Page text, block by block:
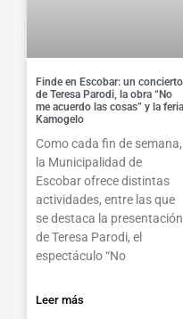
Finde en Escobar: un concierto
de Teresa Parodi, la obra “No
me acuerdo las cosas” y la feria
Kamogelo
Como cada fin de semana,
la Municipalidad de
Escobar ofrece distintas
actividades, entre las que
se destaca la presentación
de Teresa Parodi, el
espectáculo “No
Leer más